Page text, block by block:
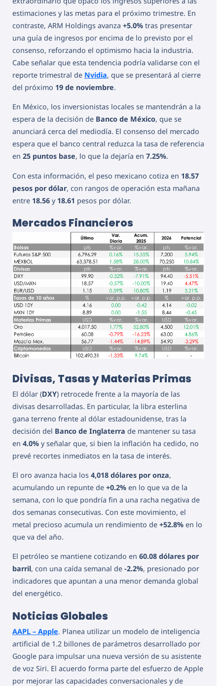
estimaciones y las metas para el próximo trimestre. En
contraste, ARM Holdings avanza +5.0% tras presentar
una guía de ingresos por encima de lo previsto por el
consenso, reforzando el optimismo hacia la industria.
Cabe señalar que esta tendencia podría validarse con el
reporte trimestral de Nvidia, que se presentará al cierre
del próximo 19 de noviembre.
En México, los inversionistas locales se mantendrán a la
espera de la decisión de Banco de México, que se
anunciará cerca del mediodía. El consenso del mercado
espera que el banco central reduzca la tasa de referencia
en 25 puntos base, lo que la dejaría en 7.25%.
Con esta información, el peso mexicano cotiza en 18.57
pesos por dólar, con rangos de operación esta mañana
entre 18.56 y 18.61 pesos por dólar.
Mercados Financieros
Divisas, Tasas y Materias Primas
El dólar (DXY) retrocede frente a la mayoría de las
divisas desarrolladas. En particular, la libra esterlina
gana terreno frente al dólar estadounidense, tras la
decisión del Banco de Inglaterra de mantener su tasa
en 4.0% y señalar que, si bien la inflación ha cedido, no
prevé recortes inmediatos en la tasa de interés.
El oro avanza hacia los 4,018 dólares por onza,
acumulando un repunte de +0.2% en lo que va de la
semana, con lo que pondría fin a una racha negativa de
dos semanas consecutivas. Con este movimiento, el
metal precioso acumula un rendimiento de +52.8% en lo
que va del año.
El petróleo se mantiene cotizando en 60.08 dólares por
barril, con una caída semanal de -2.2%, presionado por
indicadores que apuntan a una menor demanda global
del energético.
Noticias Globales
AAPL – Apple. Planea utilizar un modelo de inteligencia
artificial de 1.2 billones de parámetros desarrollado por
Google para impulsar una nueva versión de su asistente
de voz Siri. El acuerdo forma parte del esfuerzo de Apple
por mejorar las capacidades conversacionales y de